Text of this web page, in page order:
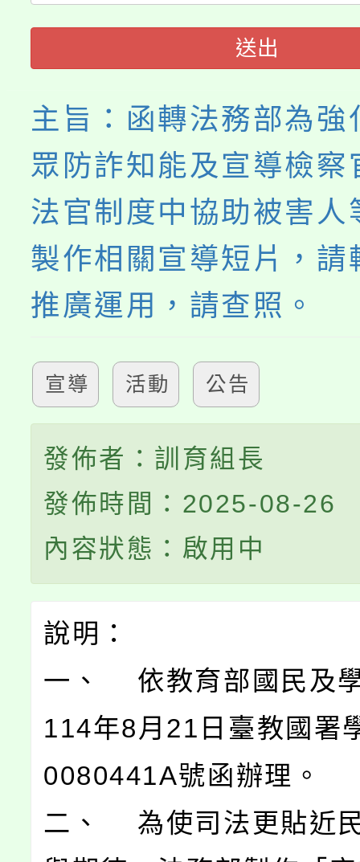
代理(課)教師甄選結果(
轉知中國文化大學推廣
《TA101》溝通分析基
程，歡迎學生輔導中心
心理、諮商輔導、社會
系所師生報名參加。
送出
主旨：函轉法務部為強
眾防詐知能及宣導檢察
法官制度中協助被害人
製作相關宣導短片，請
推廣運用，請查照。
宣導 活動 公告
發佈者：訓育組長
發佈時間：2025-08-26
內容狀態：啟用中
說明：
一、 依教育部國民及
114年8月21日臺教國署
0080441A號函辦理。
二、 為使司法更貼近